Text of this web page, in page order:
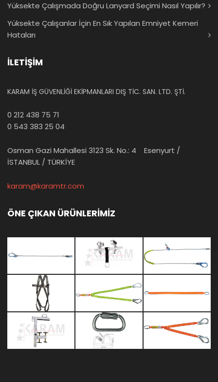
Yüksekte Çalışmada Doğru Lanyard Seçimi Nasıl Yapılır?
Yüksekte Çalışanlar İçin En Sık Yapılan Emniyet Kemeri
Hataları
İLETİŞİM
KARAM İŞ GÜVENLİĞİ EKİPMANLARI DIŞ TİC. SAN. LTD. ŞTİ.
0 212 438 75 71
0 543 383 25 04
Osman Gazi Mahallesi 3123 Sk. No.: 4 Esenyurt /
İSTANBUL / TÜRKİYE
karam@karamtr.com
ÖNE ÇIKAN ÜRÜNLERİMİZ